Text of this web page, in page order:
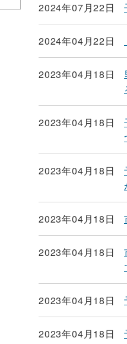
2024年07月22日
2024年04月22日
2023年04月18日
2023年04月18日
2023年04月18日
2023年04月18日
2023年04月18日
2023年04月18日
2023年04月18日